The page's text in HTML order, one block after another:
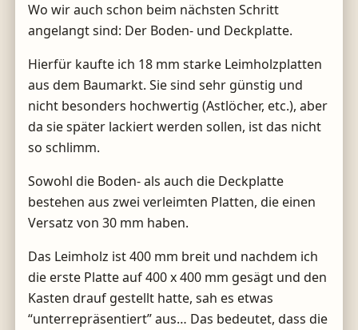
Wo wir auch schon beim nächsten Schritt
angelangt sind: Der Boden- und Deckplatte.
Hierfür kaufte ich 18 mm starke Leimholzplatten
aus dem Baumarkt. Sie sind sehr günstig und
nicht besonders hochwertig (Astlöcher, etc.), aber
da sie später lackiert werden sollen, ist das nicht
so schlimm.
Sowohl die Boden- als auch die Deckplatte
bestehen aus zwei verleimten Platten, die einen
Versatz von 30 mm haben.
Das Leimholz ist 400 mm breit und nachdem ich
die erste Platte auf 400 x 400 mm gesägt und den
Kasten drauf gestellt hatte, sah es etwas
“unterrepräsentiert” aus… Das bedeutet, dass die